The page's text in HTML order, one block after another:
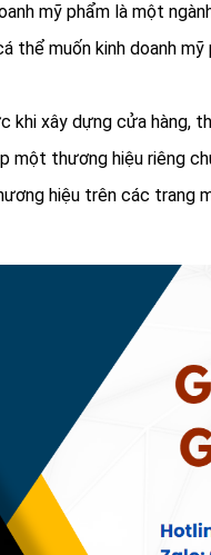
mỹ phẩm là một
thể muốn kinh doanh
xây dựng cửa hàng,
một thương hiệu riêng
hiệu trên các trang